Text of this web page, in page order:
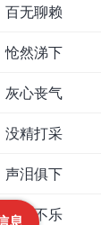
百无聊赖
怆然涕下
灰心丧气
没精打采
声泪俱下
郁郁不乐
息